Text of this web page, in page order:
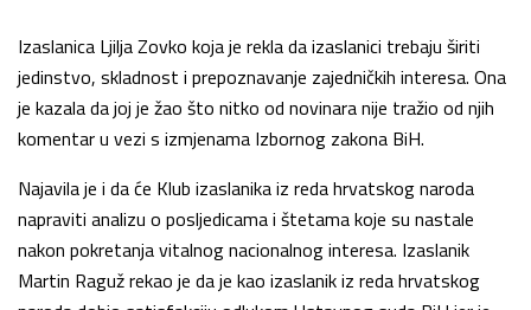
Izaslanica Ljilja Zovko koja je rekla da izaslanici trebaju širiti
jedinstvo, skladnost i prepoznavanje zajedničkih interesa. Ona
je kazala da joj je žao što nitko od novinara nije tražio od njih
komentar u vezi s izmjenama Izbornog zakona BiH.
Najavila je i da će Klub izaslanika iz reda hrvatskog naroda
napraviti analizu o posljedicama i štetama koje su nastale
nakon pokretanja vitalnog nacionalnog interesa. Izaslanik
Martin Raguž rekao je da je kao izaslanik iz reda hrvatskog